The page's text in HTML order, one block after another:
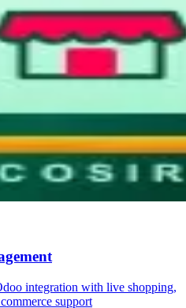
integration with live shopping,
support